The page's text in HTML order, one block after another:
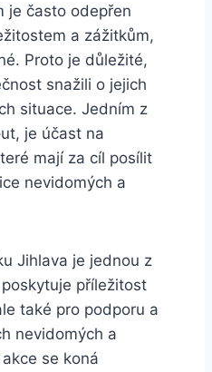
je často odepřen
a zážitkům,
Proto ‍je důležité,
snažili o jejich
​situace. Jedním z
je účast na
mají ⁣za cíl posílit
nevidomých a
Jihlava⁣ je ​jednou ⁤z
příležitost
také pro podporu a
nevidomých a⁤
se koná